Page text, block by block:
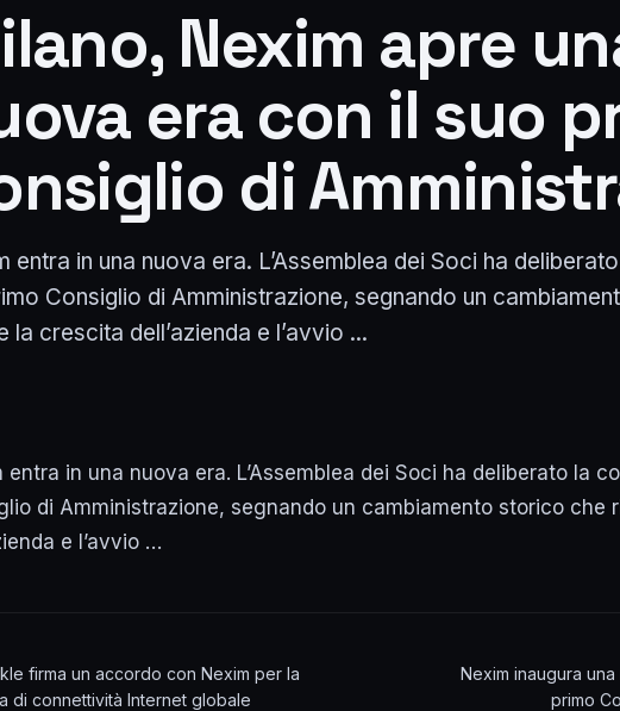
Nexim apre
era con il suo
di
entra in una nuova era. L’Assemblea dei Soci ha
Consiglio di Amministrazione, segnando un
la crescita dell’azienda e l’avvio ...
entra in una nuova era. L’Assemblea dei Soci ha deliberato la
di Amministrazione, segnando un cambiamento storico che
e l’avvio …
firma un accordo con Nexim per la
di connettività Internet globale
Nexim inaugura
primo